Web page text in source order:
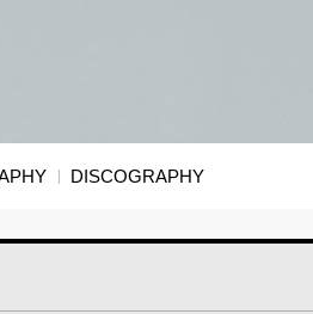
DISCOGRAPHY